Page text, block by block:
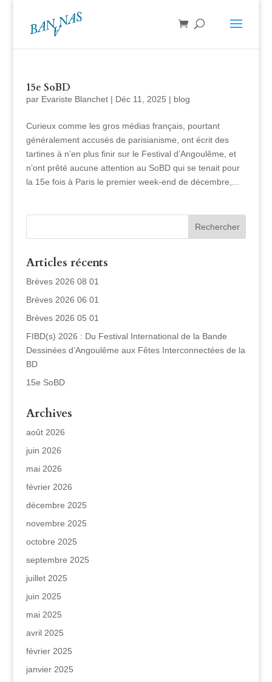
15e SoBD
par Evariste Blanchet| Déc 11, 2025 | blog
Curieux comme les gros médias français, pourtant
généralement accusés de parisianisme, ont écrit des
tartines à n’en plus finir sur le Festival d’Angoulême, et
n’ont prêté aucune attention au SoBD qui se tenait pour
la 15e fois à Paris le premier week-end de décembre,...
Articles récents
Brèves 2026 08 01
Brèves 2026 06 01
Brèves 2026 05 01
FIBD(s) 2026 : Du Festival International de la Bande
Dessinées d’Angoulême aux Fêtes Interconnectées de la
BD
15e SoBD
Archives
août 2026
juin 2026
mai 2026
février 2026
décembre 2025
novembre 2025
octobre 2025
septembre 2025
juillet 2025
juin 2025
mai 2025
avril 2025
février 2025
janvier 2025